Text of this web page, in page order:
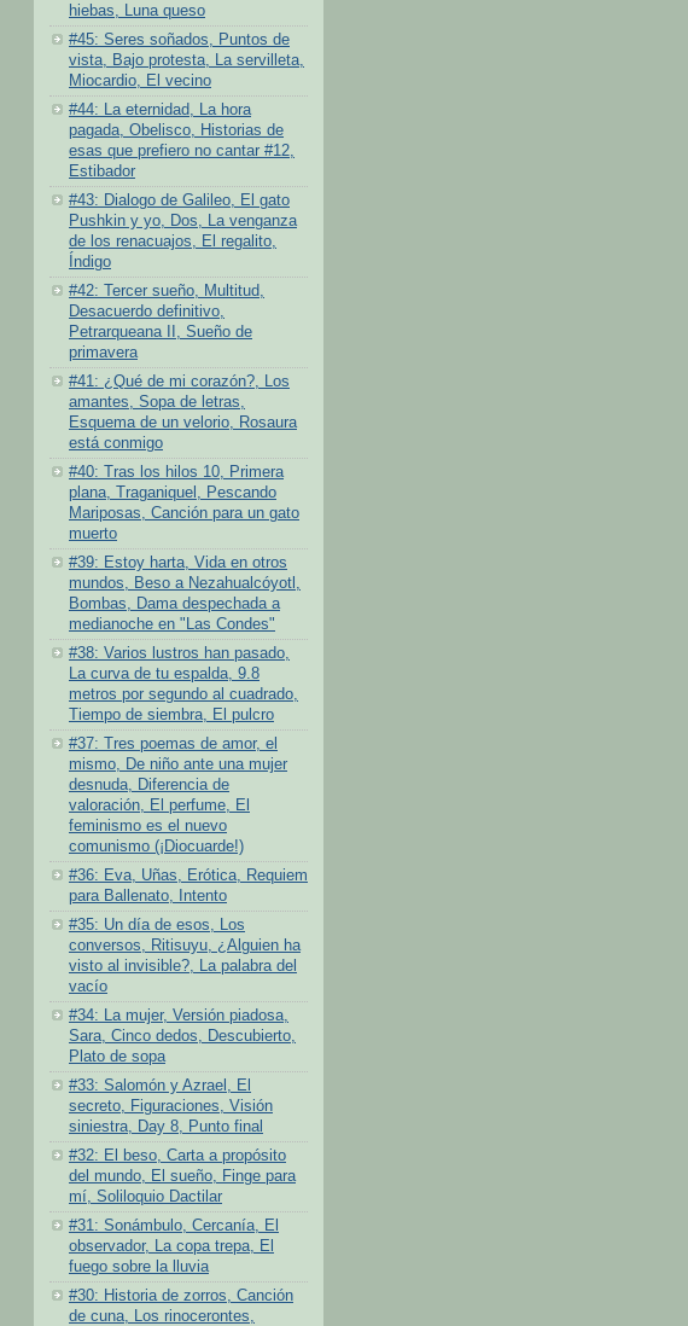
hiebas, Luna queso
#45: Seres soñados, Puntos de
vista, Bajo protesta, La servilleta,
Miocardio, El vecino
#44: La eternidad, La hora
pagada, Obelisco, Historias de
esas que prefiero no cantar #12,
Estibador
#43: Dialogo de Galileo, El gato
Pushkin y yo, Dos, La venganza
de los renacuajos, El regalito,
Índigo
#42: Tercer sueño, Multitud,
Desacuerdo definitivo,
Petrarqueana II, Sueño de
primavera
#41: ¿Qué de mi corazón?, Los
amantes, Sopa de letras,
Esquema de un velorio, Rosaura
está conmigo
#40: Tras los hilos 10, Primera
plana, Traganiquel, Pescando
Mariposas, Canción para un gato
muerto
#39: Estoy harta, Vida en otros
mundos, Beso a Nezahualcóyotl,
Bombas, Dama despechada a
medianoche en "Las Condes"
#38: Varios lustros han pasado,
La curva de tu espalda, 9.8
metros por segundo al cuadrado,
Tiempo de siembra, El pulcro
#37: Tres poemas de amor, el
mismo, De niño ante una mujer
desnuda, Diferencia de
valoración, El perfume, El
feminismo es el nuevo
comunismo (¡Diocuarde!)
#36: Eva, Uñas, Erótica, Requiem
para Ballenato, Intento
#35: Un día de esos, Los
conversos, Ritisuyu, ¿Alguien ha
visto al invisible?, La palabra del
vacío
#34: La mujer, Versión piadosa,
Sara, Cinco dedos, Descubierto,
Plato de sopa
#33: Salomón y Azrael, El
secreto, Figuraciones, Visión
siniestra, Day 8, Punto final
#32: El beso, Carta a propósito
del mundo, El sueño, Finge para
mí, Soliloquio Dactilar
#31: Sonámbulo, Cercanía, El
observador, La copa trepa, El
fuego sobre la lluvia
#30: Historia de zorros, Canción
de cuna, Los rinocerontes,